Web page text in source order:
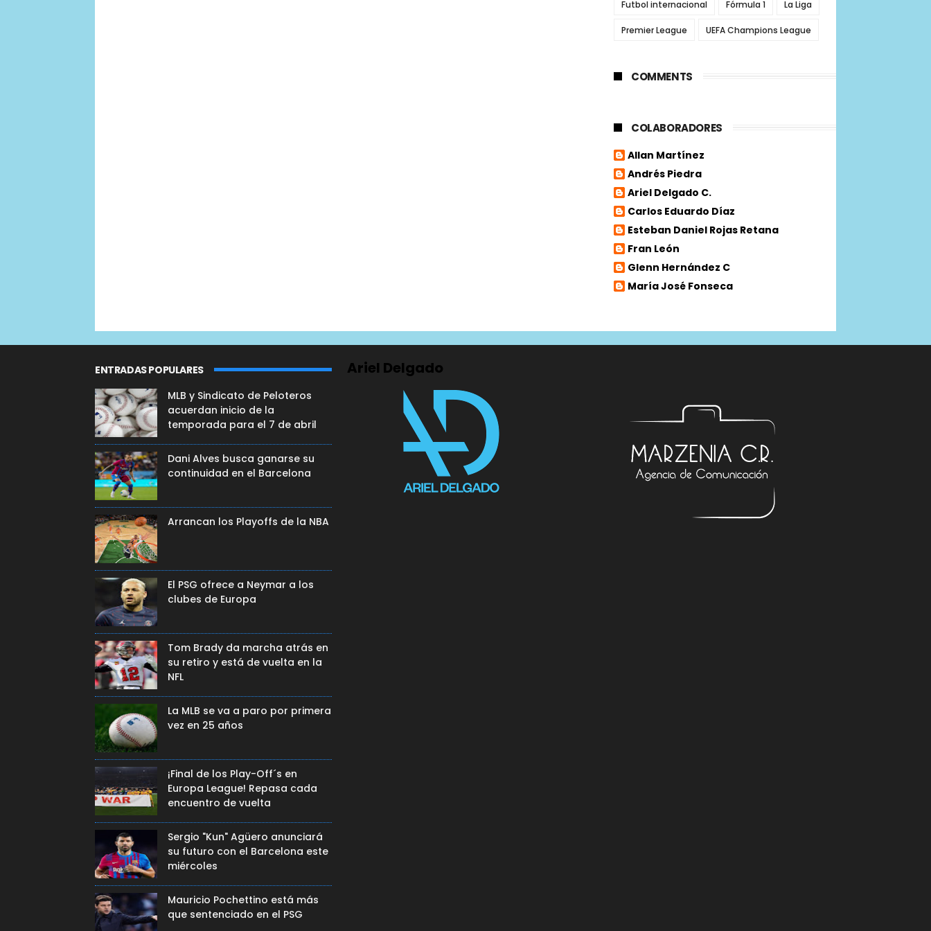
Futbol internacional Fórmula 1 La Liga
Premier League UEFA Champions League
COMMENTS
COLABORADORES
Allan Martínez
Andrés Piedra
Ariel Delgado C.
Carlos Eduardo Díaz
Esteban Daniel Rojas Retana
Fran León
Glenn Hernández C
María José Fonseca
ENTRADAS POPULARES
MLB y Sindicato de Peloteros
acuerdan inicio de la
temporada para el 7 de abril
Dani Alves busca ganarse su
continuidad en el Barcelona
Arrancan los Playoffs de la NBA
El PSG ofrece a Neymar a los
clubes de Europa
Tom Brady da marcha atrás en
su retiro y está de vuelta en la
NFL
La MLB se va a paro por primera
vez en 25 años
¡Final de los Play-Off´s en
Europa League! Repasa cada
encuentro de vuelta
Sergio "Kun" Agüero anunciará
su futuro con el Barcelona este
miércoles
Mauricio Pochettino está más
que sentenciado en el PSG
Ariel Delgado